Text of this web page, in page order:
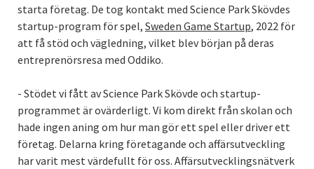
starta företag. De tog kontakt med Science Park Skövdes
startup-program för spel, Sweden Game Startup, 2022 för
att få stöd och vägledning, vilket blev början på deras
entreprenörsresa med Oddiko.
- Stödet vi fått av Science Park Skövde och startup-
programmet är ovärderligt. Vi kom direkt från skolan och
hade ingen aning om hur man gör ett spel eller driver ett
företag. Delarna kring företagande och affärsutveckling
har varit mest värdefullt för oss. Affärsutvecklingsnätverk